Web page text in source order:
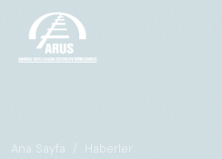
Ana Sayfa
Haberler